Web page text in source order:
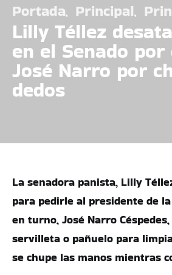
Portada Principal
Lilly Téllez
en el Senado
José Narro por
dedos
La senadora panista, Lilly
para pedirle al presidente de
en turno, José Narro
servilleta o pañuelo para
se chupe las manos mientras